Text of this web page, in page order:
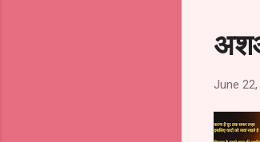
June 22,